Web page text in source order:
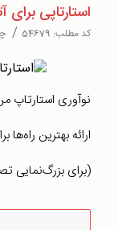
استارتاپی
کد مطلب: 54679
/
نوآوری استارتاپ
ارائه بهترین
(برای بزرگ‌نمایی